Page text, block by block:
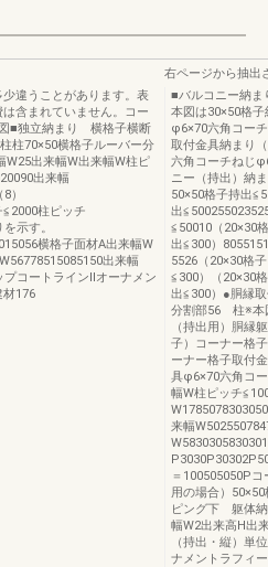
違うことがあります。表
含まれていません。コー
■独立納まり 横格子横断
柱70×50横格子ルーバー分
W25出来幅W出来幅W柱ピ
出来幅
）
≦2000柱ピッチ
示す。
横格子面材A出来幅W
出来幅
コートラインⅡオーナメン
材176
右ページから抽出
■バルコニー納
本図は30×50格
φ6×70六角コー
取付金具納まり
六角コーチねじ
ニー（持出）納
50×50格子持出
出
≦50010（20×30
出≦300）
5526（20×30格
≦300）（20×30
出≦300）●胴縁
分割部56 柱※本
（持出用）胴縁
子）コーナー格
ーナー格子取付
具φ6×70六角コ
幅W柱ピッチ
来幅
＝100505050P
用の場合）
ピング下 躯体納
幅W2出来高H出
（持出・縦）単
ナメントラフィ